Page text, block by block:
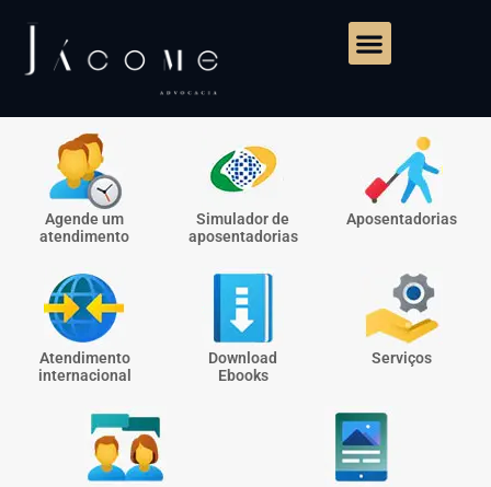
Agende um
atendimento
Simulador de
aposentadorias
Aposentadorias
Atendimento
internacional
Download
Ebooks
Serviços